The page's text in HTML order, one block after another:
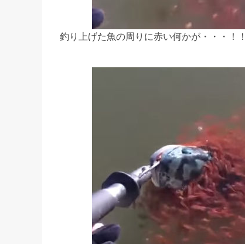
釣り上げた魚の周りに赤い何かが・・・！！